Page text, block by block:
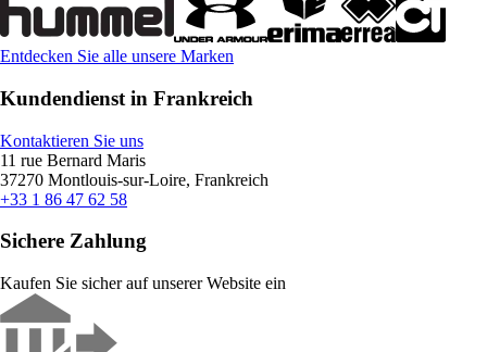
Entdecken Sie alle unsere Marken
Kundendienst in Frankreich
Kontaktieren Sie uns
11 rue Bernard Maris
37270 Montlouis-sur-Loire, Frankreich
+33 1 86 47 62 58
Sichere Zahlung
Kaufen Sie sicher auf unserer Website ein